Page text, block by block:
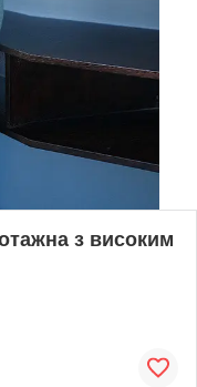
з високим